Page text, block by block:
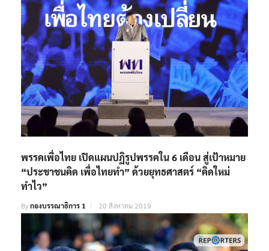
พรรคเพื่อไทย เปิดแผนปฏิรูปพรรคใน 6 เดือน สู่เป้าหมาย
“ประชาชนคิด เพื่อไทยทำ” ด้วยยุทธศาสตร์ “คิดใหม่
ทำไว”
Byกองบรรณาธิการ 1 20 สิงหาคม 2019